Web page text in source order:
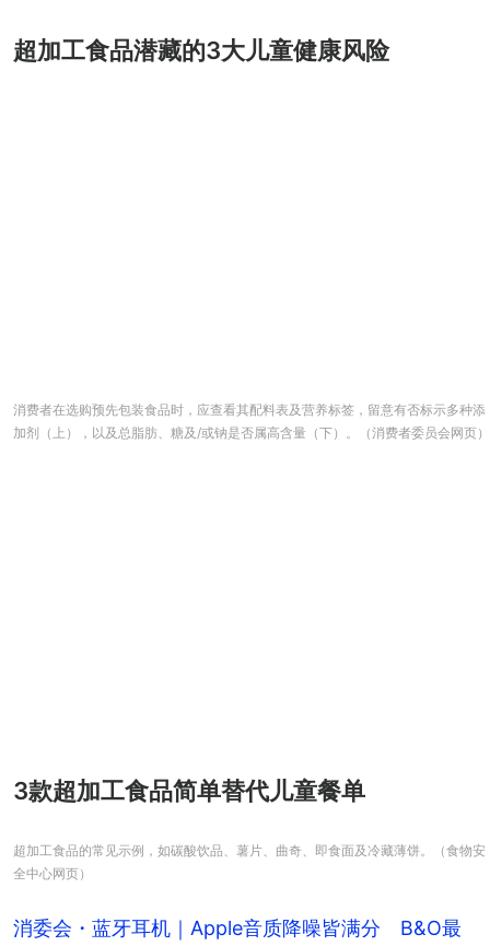
超加工食品潜藏的3大儿童健康风险
消费者在选购预先包装食品时，应查看其配料表及营养标签，留意有否标示多种添
加剂（上），以及总脂肪、糖及/或钠是否属高含量（下）。（消费者委员会网页）
3款超加工食品简单替代儿童餐单
超加工食品的常见示例，如碳酸饮品、薯片、曲奇、即食面及冷藏薄饼。（食物安
全中心网页）
消委会・蓝牙耳机｜Apple音质降噪皆满分 B&O最